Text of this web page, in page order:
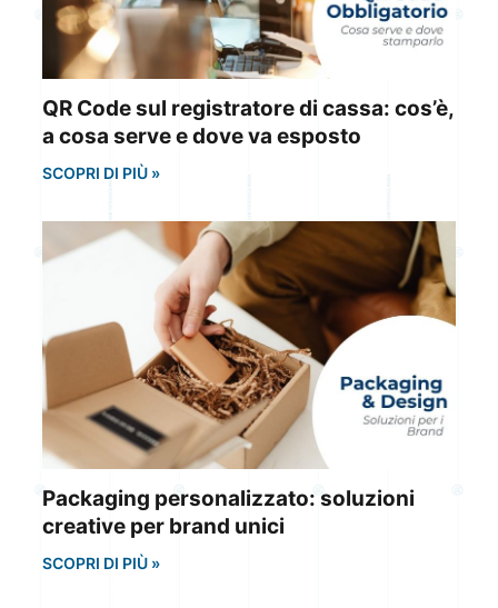
QR Code sul registratore di cassa: cos’è,
a cosa serve e dove va esposto
SCOPRI DI PIÙ »
Packaging personalizzato: soluzioni
creative per brand unici
SCOPRI DI PIÙ »